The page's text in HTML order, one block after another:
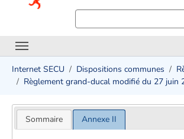
Internet SECU Dispositions communes
Règlement grand-ducal modifié du 27 juin
Sommaire Annexe II